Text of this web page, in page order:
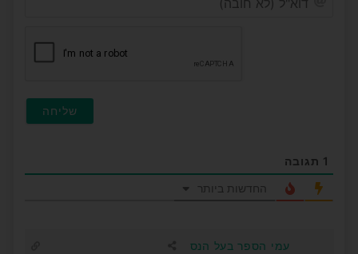
תגובה
החדשות ביותר
עמי הספר בעל הנס